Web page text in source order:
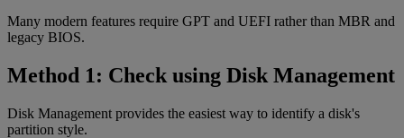
Many modern features require GPT and UEFI rather than MBR and
legacy BIOS.
Method 1: Check using Disk Management
Disk Management provides the easiest way to identify a disk's
partition style.